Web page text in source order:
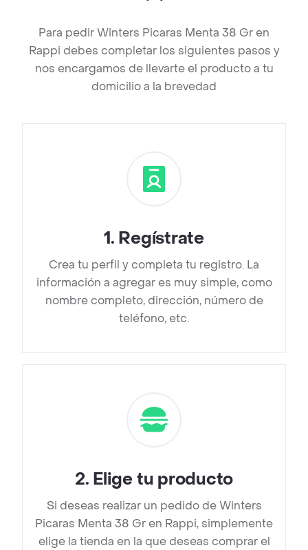
Para pedir Winters Picaras Menta 38 Gr en
Rappi debes completar los siguientes pasos y
nos encargamos de llevarte el producto a tu
domicilio a la brevedad
1. Regístrate
Crea tu perfil y completa tu registro. La
información a agregar es muy simple, como
nombre completo, dirección, número de
teléfono, etc.
2. Elige tu producto
Si deseas realizar un pedido de Winters
Picaras Menta 38 Gr en Rappi, simplemente
elige la tienda en la que deseas comprar el